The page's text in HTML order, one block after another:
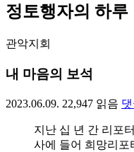
정토행자의 하루
관악지회
내 마음의 보석
2023.06.09. 22,947 읽음
지난 십 년 간 리포
사에 들어 희망리포